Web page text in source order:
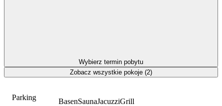
Parking
BasenSaunaJacuzziGrill
Wybierz termin pobytu
Zobacz wszystkie pokoje (2)